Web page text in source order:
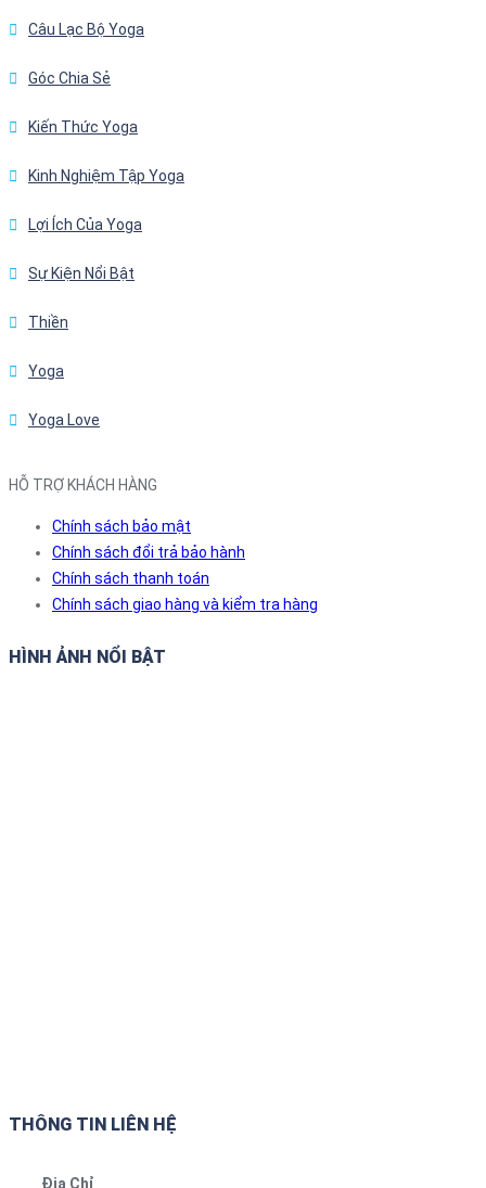
Câu Lạc Bộ Yoga
Góc Chia Sẻ
Kiến Thức Yoga
Kinh Nghiệm Tập Yoga
Lợi Ích Của Yoga
Sự Kiện Nổi Bật
Thiền
Yoga
Yoga Love
HỖ TRỢ KHÁCH HÀNG
Chính sách bảo mật
Chính sách đổi trả bảo hành
Chính sách thanh toán
Chính sách giao hàng và kiểm tra hàng
HÌNH ẢNH NỔI BẬT
THÔNG TIN LIÊN HỆ
Địa Chỉ